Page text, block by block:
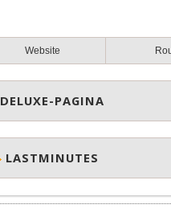
Website
DELUXE-PAGINA
LASTMINUTES